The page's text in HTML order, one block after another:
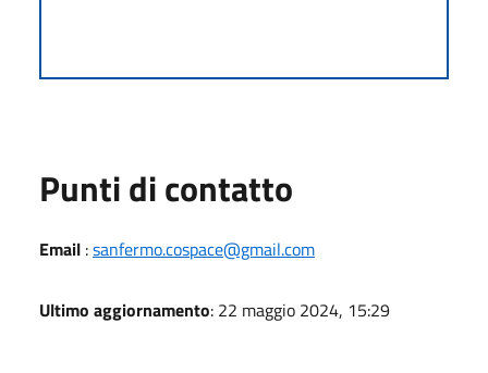
Punti di contatto
Email :sanfermo.cospace@gmail.com
Ultimo aggiornamento: 22 maggio 2024, 15:29